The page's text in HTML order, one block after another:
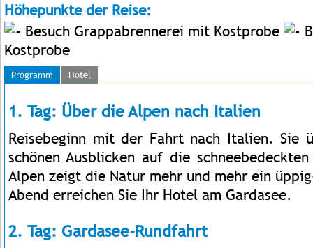
Höhepunkte der Reise:
Besuch Grappabrennerei mit Kostprobe
Kostprobe
Programm Hotel
1. Tag: Über die Alpen nach Italien
Reisebeginn mit der Fahrt nach Italien. Sie
schönen Ausblicken auf die
Alpen zeigt die Natur mehr und mehr ein
Abend erreichen Sie Ihr Hotel am Gardasee.
2. Tag: Gardasee-Rundfahrt